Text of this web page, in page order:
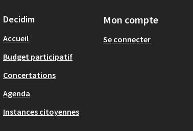
Decidim
Accueil
Budget participatif
Concertations
Agenda
Instances citoyennes
Mon compte
Se connecter